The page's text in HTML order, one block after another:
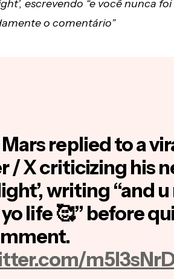
escrevendo “e você nunca
o comentário”
replied to a
/ X criticizing his
writing “and
life 🥰” before